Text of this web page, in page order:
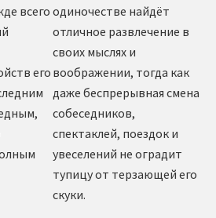
всего
его
одиночестве найдёт
отличное развлечение в
своих мыслях и
воображении, тогда как
даже беспрерывная смена
собеседников,
спектаклей, поездок и
увеселений не оградит
тупицу от терзающей его
скуки.